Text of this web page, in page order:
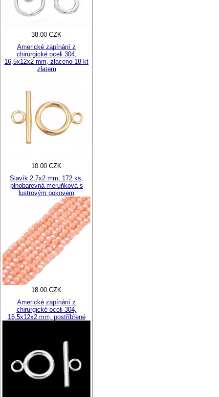
38.00 CZK
Americké zapínání z
chirurgické oceli 304,
16,5x12x2 mm, zlaceno 18 kt
zlatem
10.00 CZK
Slavík 2,7x2 mm, 172 ks,
plnobarevná meruňková s
lustrovým pokovem
18.00 CZK
Americké zapínání z
chirurgické oceli 304,
16,5x12x2 mm, postříbřené